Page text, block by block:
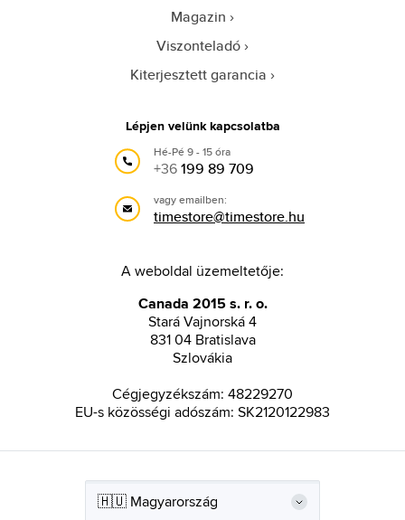
Magazin
Viszonteladó
Kiterjesztett garancia
Lépjen velünk kapcsolatba
Hé-Pé 9 - 15 óra
+36199 89 709
vagy emailben:
timestore@timestore.hu
A weboldal üzemeltetője:
Canada 2015 s. r. o.
Stará Vajnorská 4
831 04 Bratislava
Szlovákia
Cégjegyzékszám: 48229270
EU-s közösségi adószám: SK2120122983